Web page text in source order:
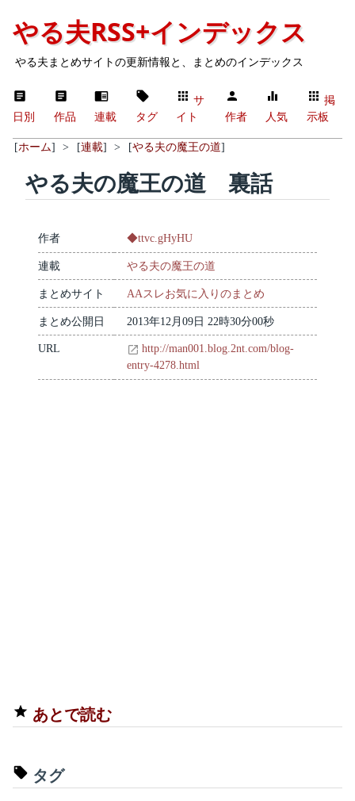
やる夫RSS+インデックス
やる夫まとめサイトの更新情報と、まとめのインデックス
日別 作品 連載 タグ
サ
イト
作者 人気
掲
示板
[ホーム] > [連載] > [やる夫の魔王の道]
やる夫の魔王の道 裏話
作者 ◆ttvc.gHyHU
連載 やる夫の魔王の道
まとめサイト AAスレお気に入りのまとめ
まとめ公開日 2013年12月09日 22時30分00秒
URL
http://man001.blog.2nt.com/blog-
entry-4278.html
あとで読む
タグ